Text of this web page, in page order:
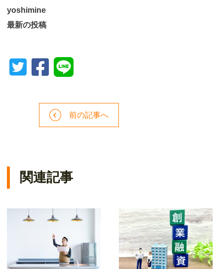
yoshimine
最新の投稿
前の記事へ
関連記事